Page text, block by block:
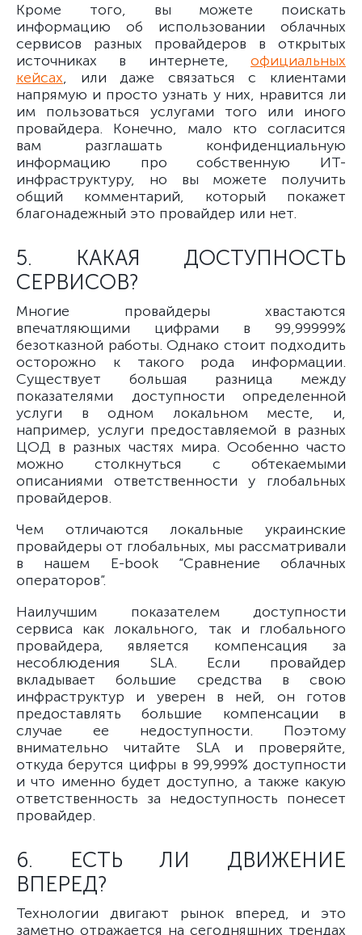
Кроме того, вы можете поискать
информацию об использовании облачных
сервисов разных провайдеров в открытых
источниках в интернете, официальных
кейсах, или даже связаться с клиентами
напрямую и просто узнать у них, нравится ли
им пользоваться услугами того или иного
провайдера. Конечно, мало кто согласится
вам разглашать конфиденциальную
информацию про собственную ИТ-
инфраструктуру, но вы можете получить
общий комментарий, который покажет
благонадежный это провайдер или нет.
5. КАКАЯ ДОСТУПНОСТЬ
СЕРВИСОВ?
Многие провайдеры хвастаются
впечатляющими цифрами в 99,99999%
безотказной работы. Однако стоит подходить
осторожно к такого рода информации.
Существует большая разница между
показателями доступности определенной
услуги в одном локальном месте, и,
например, услуги предоставляемой в разных
ЦОД в разных частях мира. Особенно часто
можно столкнуться с обтекаемыми
описаниями ответственности у глобальных
провайдеров.
Чем отличаются локальные украинские
провайдеры от глобальных, мы рассматривали
в нашем E-book “Сравнение облачных
операторов”.
Наилучшим показателем доступности
сервиса как локального, так и глобального
провайдера, является компенсация за
несоблюдения SLA. Если провайдер
вкладывает большие средства в свою
инфраструктур и уверен в ней, он готов
предоставлять большие компенсации в
случае ее недоступности. Поэтому
внимательно читайте SLA и проверяйте,
откуда берутся цифры в 99,999% доступности
и что именно будет доступно, а также какую
ответственность за недоступность понесет
провайдер.
6. ЕСТЬ ЛИ ДВИЖЕНИЕ
ВПЕРЕД?
Технологии двигают рынок вперед, и это
заметно отражается на сегодняшних трендах